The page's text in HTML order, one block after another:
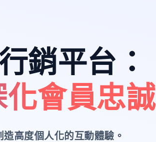
銷平台 ：
會員忠誠
高度個人化的互動體驗。